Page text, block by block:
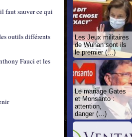
faut sauver ce qui
outils différents
Fauci et les
Les Jeux militaires
de Wuhan sont ils
le premier (…)
Le mariage Gates
et Monsanto :
attention,
danger (…)